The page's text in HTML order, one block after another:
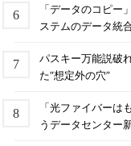
「データのコピ
ステムのデータ統
パスキー万能説破
た“想定外の穴”
「光ファイバー
うデータセンター